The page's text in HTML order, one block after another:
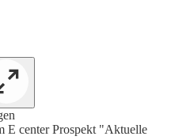
E center Prospekt "Aktuelle